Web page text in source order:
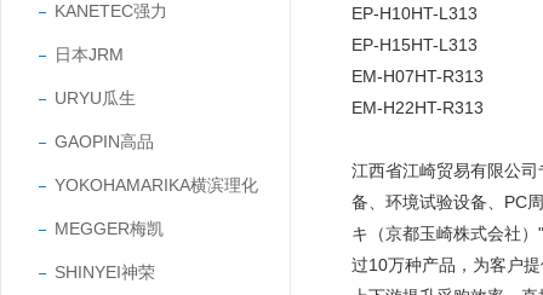
KANETEC强力
日本JRM
URYU瓜生
GAOPIN高品
YOKOHAMARIKA横滨理化
MEGGER梅凯
SHINYEI神荣
EP-H10HT-L313
EP-H15HT-L313
EM-H07HT-R313
EM-H22HT-R313
江西省江崎贸易有限公
备、环境试验设备、PC
キ（京都玉崎株式会社
过10万种产品，为客户